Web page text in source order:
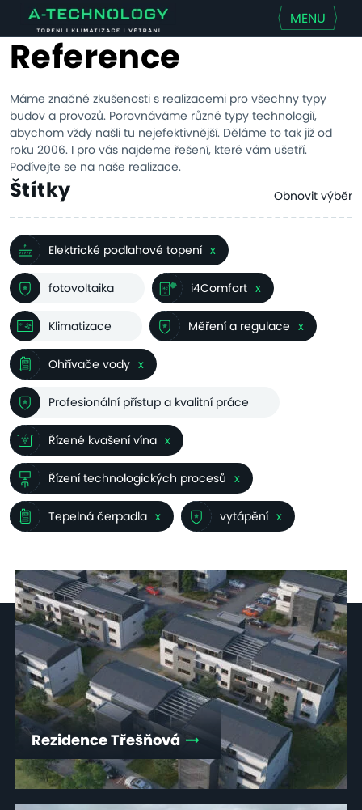
MENU
Reference
Máme značné zkušenosti s realizacemi pro všechny typy
budov a provozů. Porovnáváme různé typy technologií,
abychom vždy našli tu nejefektivnější. Děláme to tak již od
roku 2006. I pro vás najdeme řešení, které vám ušetří.
Podívejte se na naše realizace.
Štítky Obnovit výběr
Elektrické podlahové topení x
fotovoltaika i4Comfort x
Klimatizace Měření a regulace x
Ohřívače vody x
Profesionální přístup a kvalitní práce
Řízené kvašení vína x
Řízení technologických procesů x
Tepelná čerpadla x vytápění x
Rezidence Třešňová